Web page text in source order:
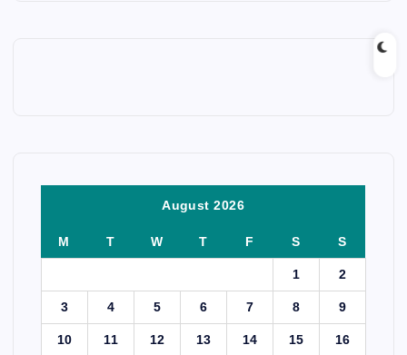
August 2026
M T W T F S S
1 2
3 4 5 6 7 8 9
10 11 12 13 14 15 16